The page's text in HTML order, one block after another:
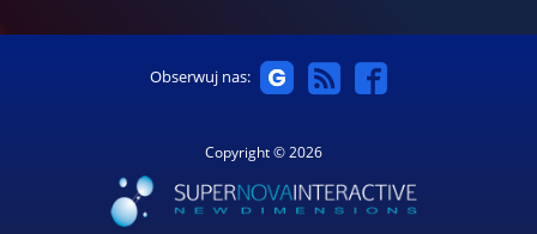
Obserwuj nas:
Copyright © 2026